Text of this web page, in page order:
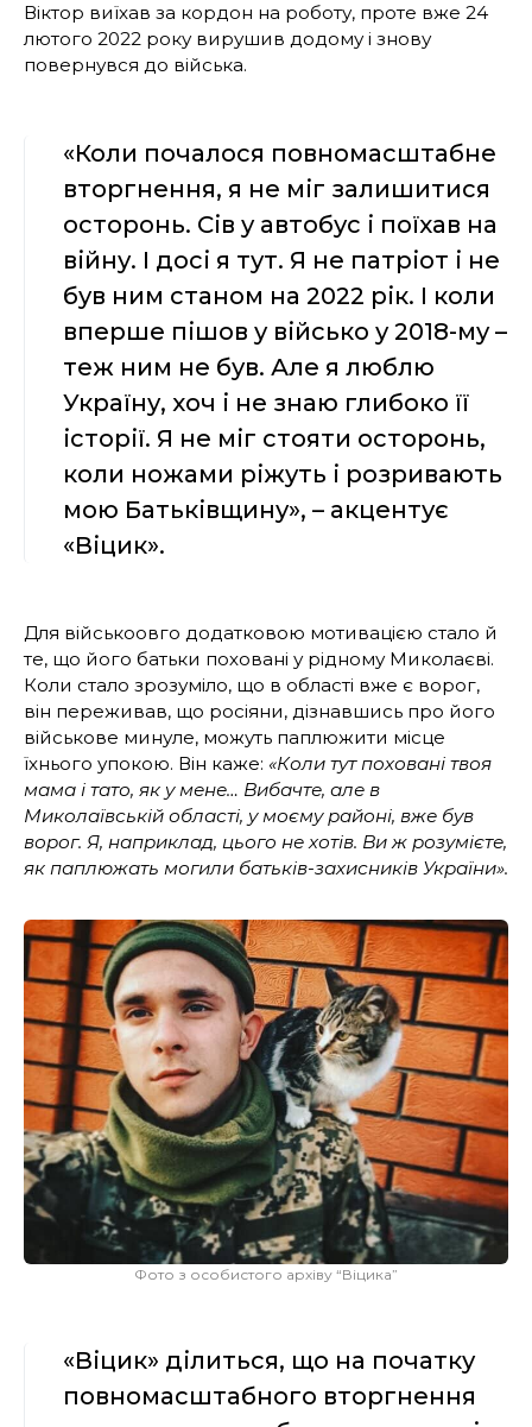
Віктор виїхав за кордон на роботу, проте вже 24
лютого 2022 року вирушив додому і знову
повернувся до війська.
«Коли почалося повномасштабне
вторгнення, я не міг залишитися
осторонь. Сів у автобус і поїхав на
війну. І досі я тут. Я не патріот і не
був ним станом на 2022 рік. І коли
вперше пішов у військо у 2018-му –
теж ним не був. Але я люблю
Україну, хоч і не знаю глибоко її
історії. Я не міг стояти осторонь,
коли ножами ріжуть і розривають
мою Батьківщину», – акцентує
«Віцик».
Для військоовго додатковою мотивацією стало й
те, що його батьки поховані у рідному Миколаєві.
Коли стало зрозуміло, що в області вже є ворог,
він переживав, що росіяни, дізнавшись про його
військове минуле, можуть паплюжити місце
їхнього упокою. Він каже: «Коли тут поховані твоя
мама і тато, як у мене… Вибачте, але в
Миколаївській області, у моєму районі, вже був
ворог. Я, наприклад, цього не хотів. Ви ж розумієте,
як паплюжать могили батьків-захисників України».
Фото з особистого архіву “Віцика”
«Віцик» ділиться, що на початку
повномасштабного вторгнення